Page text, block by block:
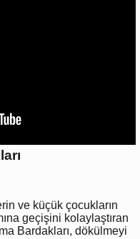
ve küçük çocukların
geçişini kolaylaştıran
Bardakları, dökülmeyi